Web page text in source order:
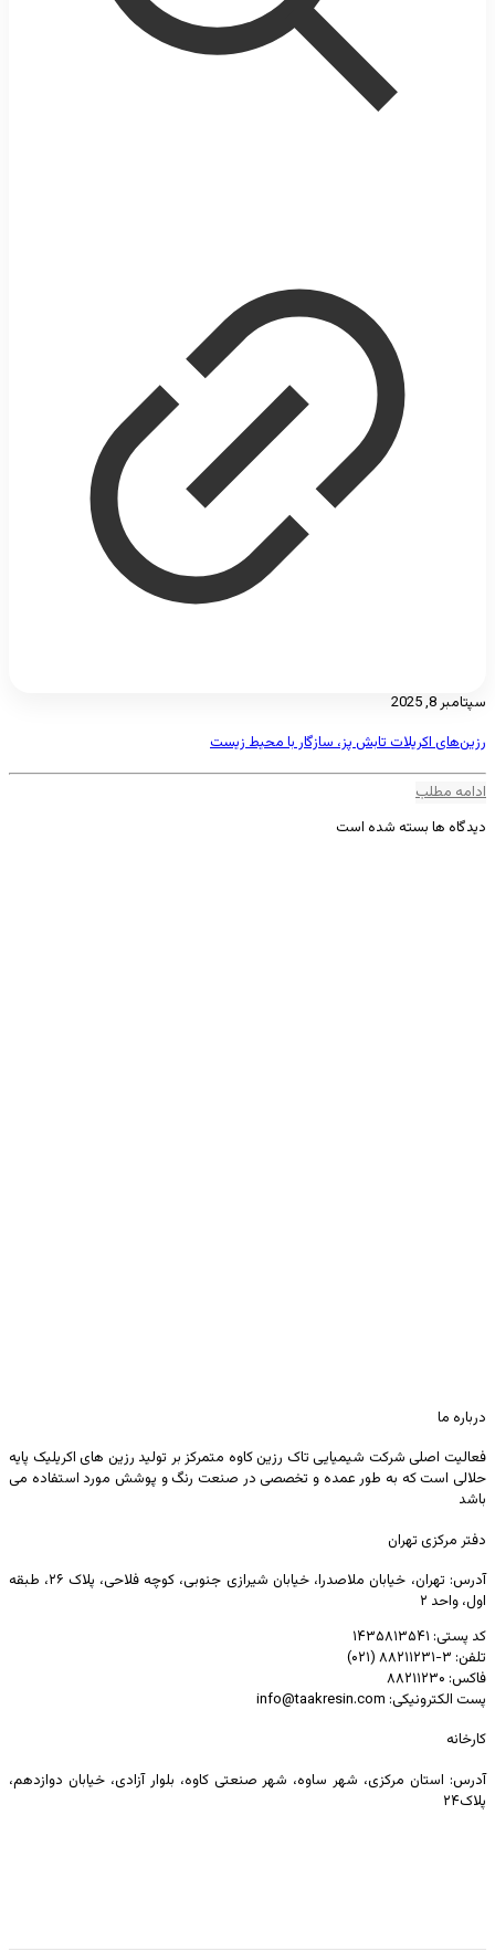
سپتامبر 8, 2025
رزین‌های اکریلات تابش پز، سازگار با محیط زیست
ادامه مطلب
دیدگاه ها بسته شده است
درباره ما
فعالیت اصلی شرکت شیمیایی تاک رزین کاوه متمرکز بر تولید رزین های اکریلیک پایه
حلالی است که به طور عمده و تخصصی در صنعت رنگ و پوشش مورد استفاده می
باشد
دفتر مرکزی تهران
آدرس: تهران، خیابان ملاصدرا، خیابان شیرازی جنوبی، کوچه فلاحی، پلاک ۲۶، طبقه
اول، واحد ۲
کد پستی: ۱۴۳۵۸۱۳۵۴۱
تلفن: ۳-۸۸۲۱۱۲۳۱ (۰۲۱)
فاکس: ۸۸۲۱۱۲۳۰
پست الکترونیکی: info@taakresin.com
کارخانه
آدرس: استان مرکزی، شهر ساوه، شهر صنعتی کاوه، بلوار آزادی، خیابان دوازدهم،
پلاک۲۴